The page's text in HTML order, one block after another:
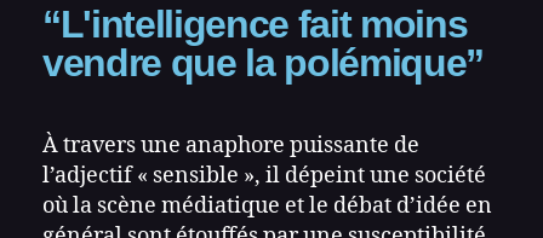
“L'intelligence fait moins
vendre que la polémique”
À travers une anaphore puissante de
l’adjectif « sensible », il dépeint une société
où la scène médiatique et le débat d’idée en